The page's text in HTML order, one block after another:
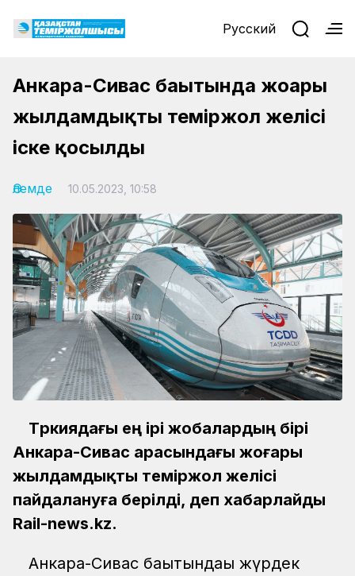
Русский
Анкара-Сивас бағытында жоғары
жылдамдықты теміржол желісі
іске қосылды
Әлемде 10.05.2023, 10:58
Түркиядағы ең ірі жобалардың бірі
Анкара-Сивас арасындағы жоғары
жылдамдықты теміржол желісі
пайдалануға берілді, деп хабарлайды
Rail-news.kz.
Анкара-Сивас бағытындағы жүрдек